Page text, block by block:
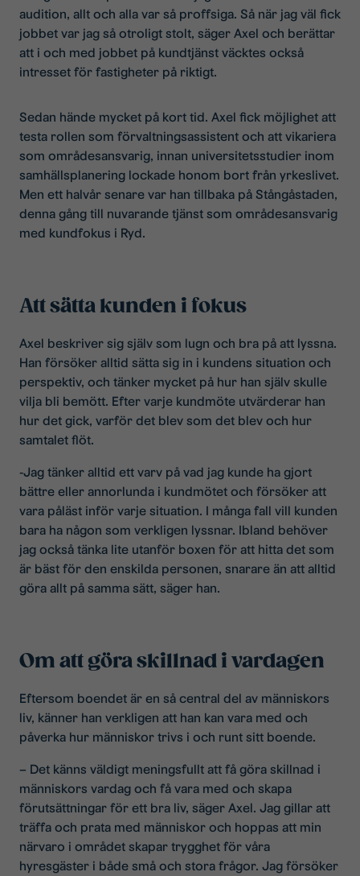
audition, allt och alla var så proffsiga. Så när jag väl fick
jobbet var jag så otroligt stolt, säger Axel och berättar
att i och med jobbet på kundtjänst väcktes också
intresset för fastigheter på riktigt.
Sedan hände mycket på kort tid. Axel fick möjlighet att
testa rollen som förvaltningsassistent och att vikariera
som områdesansvarig, innan universitetsstudier inom
samhällsplanering lockade honom bort från yrkeslivet.
Men ett halvår senare var han tillbaka på Stångåstaden,
denna gång till nuvarande tjänst som områdesansvarig
med kundfokus i Ryd.
Att sätta kunden i fokus
Axel beskriver sig själv som lugn och bra på att lyssna.
Han försöker alltid sätta sig in i kundens situation och
perspektiv, och tänker mycket på hur han själv skulle
vilja bli bemött. Efter varje kundmöte utvärderar han
hur det gick, varför det blev som det blev och hur
samtalet flöt.
-Jag tänker alltid ett varv på vad jag kunde ha gjort
bättre eller annorlunda i kundmötet och försöker att
vara påläst inför varje situation. I många fall vill kunden
bara ha någon som verkligen lyssnar. Ibland behöver
jag också tänka lite utanför boxen för att hitta det som
är bäst för den enskilda personen, snarare än att alltid
göra allt på samma sätt, säger han.
Om att göra skillnad i vardagen
Eftersom boendet är en så central del av människors
liv, känner han verkligen att han kan vara med och
påverka hur människor trivs i och runt sitt boende.
– Det känns väldigt meningsfullt att få göra skillnad i
människors vardag och få vara med och skapa
förutsättningar för ett bra liv, säger Axel. Jag gillar att
träffa och prata med människor och hoppas att min
närvaro i området skapar trygghet för våra
hyresgäster i både små och stora frågor. Jag försöker